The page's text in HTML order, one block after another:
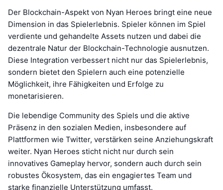
Der Blockchain-Aspekt von Nyan Heroes bringt eine neue
Dimension in das Spielerlebnis. Spieler können im Spiel
verdiente und gehandelte Assets nutzen und dabei die
dezentrale Natur der Blockchain-Technologie ausnutzen.
Diese Integration verbessert nicht nur das Spielerlebnis,
sondern bietet den Spielern auch eine potenzielle
Möglichkeit, ihre Fähigkeiten und Erfolge zu
monetarisieren.
Die lebendige Community des Spiels und die aktive
Präsenz in den sozialen Medien, insbesondere auf
Plattformen wie Twitter, verstärken seine Anziehungskraft
weiter. Nyan Heroes sticht nicht nur durch sein
innovatives Gameplay hervor, sondern auch durch sein
robustes Ökosystem, das ein engagiertes Team und
starke finanzielle Unterstützung umfasst.